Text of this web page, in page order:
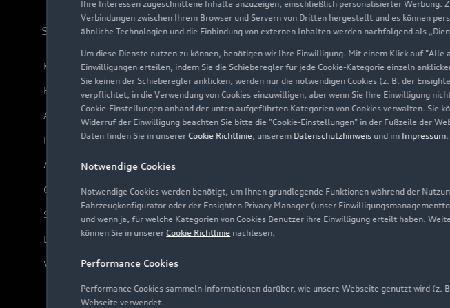
Ihre Interessen zugeschnittene Inhalte anzuzeigen, einschließlich personalisierter
Verbindungen zwischen Ihrem Browser und Servern von Dritten hergestellt und es können
ähnliche Technologien und die Einbindung von externen Inhalten werden nachfolgend als
Um diese Dienste nutzen zu können, benötigen wir Ihre Einwilligung. Mit einem Klick auf
Einwilligungen erteilen, indem Sie die Schieberegler für jede Cookie-Kategorie einzeln
Sie keinen der Schieberegler anklicken, werden nur die notwendigen Cookies (z. B. der
verpflichtet, in die Verwendung von Cookies einzuwilligen, aber wenn Sie Ihre Einwilligung
Cookie-Einstellungen anhand der unten aufgeführten Kategorien von Cookies verwalten.
Widerruf der Einwilligung beachten Sie bitte die "Cookie-Einstellungen" in der Fußzeile der
Daten finden Sie in unsererCookie Richtlinie, unserem Datenschutzhinweis und im Impressum.
Notwendige Cookies
Notwendige Cookies werden benötigt, um Ihnen grundlegende Funktionen während der
Fahrzeugkonfigurator oder der Ensighten Privacy Manager (unser
und wenn ja, für welche Kategorien von Cookies Benutzer ihre Einwilligung erteilt haben.
können Sie in unsererCookie Richtlinie nachlesen.
Performance Cookies
Performance Cookies sammeln Informationen darüber, wie unsere Webseite genutzt wird (z.
Webseite verwendet.
Support
Kundenservice
Händlersuche
Audi Code
Häufige Fragen (FAQ)
Audi Online Beratung
Online-Terminvereinbarung
Servicekontakt
Bordbuch & Bedienungsanleitungen
Verträge kündigen
Über Audi
Unternehmen
Karriere
Investor Relations
Presse & Media Center
Audi erleben
Newsletter